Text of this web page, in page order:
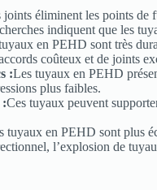
joints éliminent les points de
indiquent que les
en PEHD sont très
coûteux et de joints
:Les tuyaux en PEHD
plus faibles.
:Ces tuyaux peuvent
tuyaux en PEHD sont plus
l’explosion de